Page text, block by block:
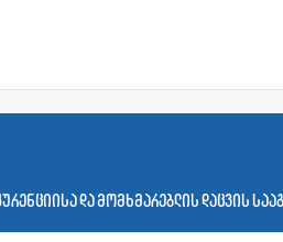
და მომხმარებლის დაცვის